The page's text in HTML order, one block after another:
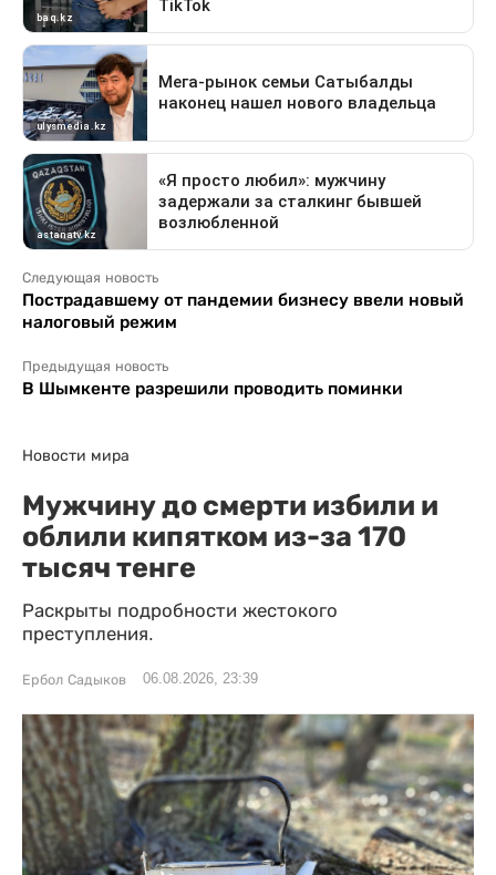
Следующая новость
Пострадавшему от пандемии бизнесу ввели новый
налоговый режим
Предыдущая новость
В Шымкенте разрешили проводить поминки
Новости мира
Мужчину до смерти избили и
облили кипятком из-за 170
тысяч тенге
Раскрыты подробности жестокого
преступления.
Ербол Садыков 06.08.2026, 23:39